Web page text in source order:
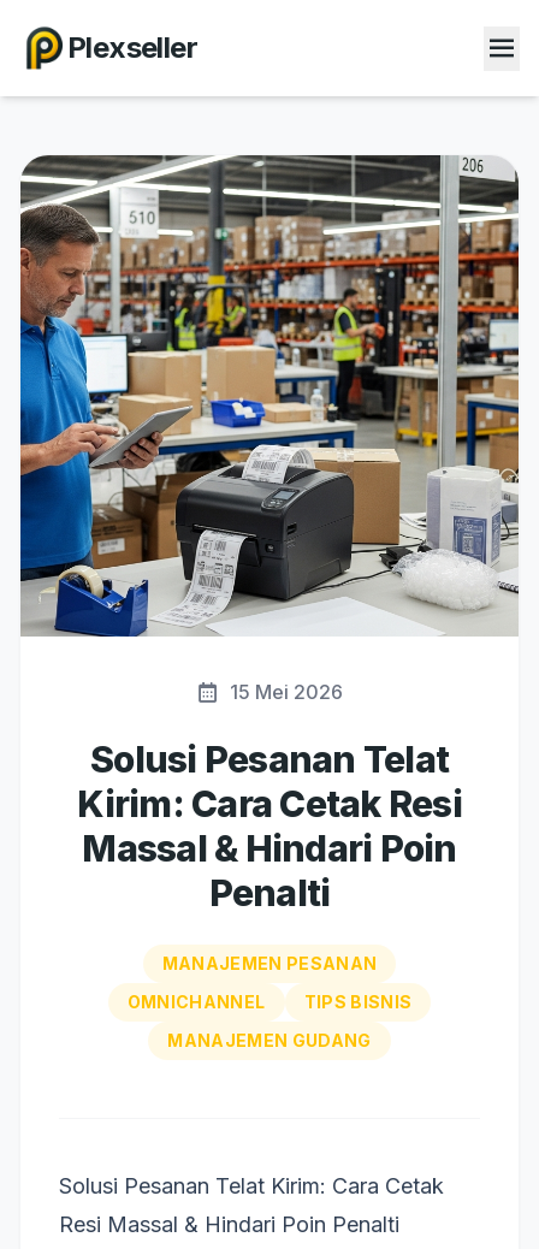
Plexseller
15 Mei 2026
Solusi Pesanan Telat
Kirim: Cara Cetak Resi
Massal & Hindari Poin
Penalti
MANAJEMEN PESANAN
OMNICHANNEL
TIPS BISNIS
MANAJEMEN GUDANG
Solusi Pesanan Telat Kirim: Cara Cetak
Resi Massal & Hindari Poin Penalti